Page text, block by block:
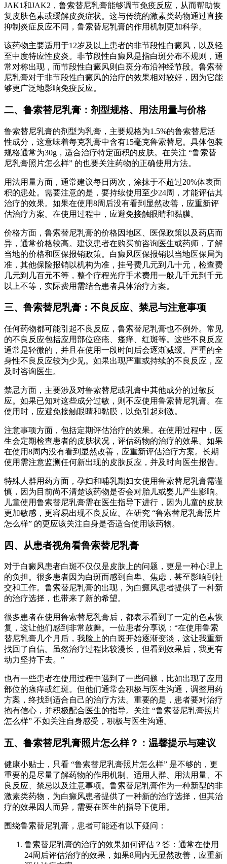
JAK1和JAK2，鲁索替尼乳膏能够调节免疫反应，从而帮助恢
复皮肤色素或缓解皮炎症状。这与传统的激素类药物通过直接
抑制炎症反应不同，鲁索替尼乳膏的作用机制更加科学。
该药物主要适用于12岁及以上患者的非节段性白癜风，以及轻
至中度特应性皮炎。非节段性白癜风是指白斑分布不规则，通
常对称出现，而节段性白癜风则白斑分布沿神经节段。鲁索替
尼乳膏对于非节段性白癜风的治疗的效果相对较好，因为它能
够更广泛地影响免疫反应。
二、鲁索替尼乳膏：剂型规格、用法用量与价格
鲁索替尼乳膏的剂型为乳膏，主要规格为1.5%的鲁索替尼活
性成分，这意味着每克乳膏中含有15毫克鲁索替尼。具体包装
规格通常为30g，适合治疗特定面积的皮肤。在关注 “鲁索替
尼乳膏照片怎么样” 的也要关注药物的正确使用方法。
用法用量方面，通常建议每日两次，涂抹于不超过20%体表面
积的患处。需要注意的是，要持续使用至少24周，才能评估其
治疗的效果。如果在使用8周后没有看到显然改善，应重新评
估治疗方案。在使用过程中，应避免接触眼睛和黏膜。
价格方面，鲁索替尼乳膏的价格因地区、医保政策以及药店而
异，通常价格较高。建议患者在购买前咨询医生或药师，了解
当地的价格和医保报销政策。白癜风医保报销以当地医保局为
准，其他保险报销以机构为准，挂号费几元到几十元，检查费
几元到几百元不等，整个疗程光疗手术费用一般几千元到千元
以上不等，实际费用需结合患者具体治疗方案。
三、鲁索替尼乳膏：不良反应、禁忌与注意事项
任何药物都可能引起不良反应，鲁索替尼乳膏也不例外。常见
的不良反应包括应用部位痤疮、瘙痒、红斑等。这些不良反应
通常是轻微的，并且在使用一段时间后会逐渐减缓。严重的全
身性不良反应较为少见。如果出现严重或持续的不良反应，应
及时咨询医生。
禁忌方面，主要涉及对鲁索替尼或乳膏中其他成分的过敏反
应。如果已知对这些成分过敏，则不应使用鲁索替尼乳膏。在
使用时，应避免接触眼睛和黏膜，以免引起刺激。
注意事项方面，包括定期评估治疗的效果。在使用过程中，医
生会定期检查患者的皮肤状况，评估药物的治疗的效果。如果
在使用8周内没有看到显然改善，应重新评估治疗方案。长期
使用需注意监测任何新出现的皮肤反应，并及时向医生报告。
特殊人群用药方面，孕妇和哺乳期妇女使用鲁索替尼乳膏需谨
慎，因为目前尚不清楚该药物是否会对胎儿或婴儿产生影响。
儿童使用鲁索替尼乳膏需在医生指导下进行，因为儿童的皮肤
更加敏感，更容易出现不良反应。在研究 “鲁索替尼乳膏照片
怎么样” 的更应该关注自身是否适合使用该药物。
四、从患者视角看鲁索替尼乳膏
对于白癜风患者白斑不仅仅是皮肤上的问题，更是一种心理上
的负担。很多患者因为白斑而感到自卑、焦虑，甚至影响到社
交和工作。鲁索替尼乳膏的出现，为白癜风患者提供了一种新
的治疗选择，也带来了新的希望。
很多患者在使用鲁索替尼乳膏后，都表示看到了一定的色素恢
复，这让他们感到非常鼓舞。一位患者分享说：“在使用鲁索
替尼乳膏几个月后，我脸上的白斑开始逐渐变淡，这让我重新
找回了自信。虽然治疗过程比较漫长，但看到效果后，我更有
动力坚持下去。”
也有一些患者在使用过程中遇到了一些问题，比如出现了应用
部位的瘙痒或红斑。但他们通常会积极与医生沟通，调整用药
方案，终找到适合自己的治疗方法。重要的是，患者要对治疗
抱有信心，并积极配合医生的指导。关注 “鲁索替尼乳膏照片
怎么样” 不如关注自身感受，积极与医生沟通。
五、鲁索替尼乳膏照片怎么样？：温馨提示与建议
健康小贴士，只看 “鲁索替尼乳膏照片怎么样” 是不够的，更
重要的是尽量了解药物的作用机制、适用人群、用法用量、不
良反应、禁忌以及注意事项。鲁索替尼乳膏作为一种新型的非
激素类药物，为白癜风患者提供了一种新的治疗选择，但其治
疗的效果因人而异，需要在医生的指导下使用。
围绕鲁索替尼乳膏，患者可能还有以下疑问：
鲁索替尼乳膏的治疗的效果如何评估？答：通常在使用
24周后评估治疗的效果，如果8周内无显然改善，应重新